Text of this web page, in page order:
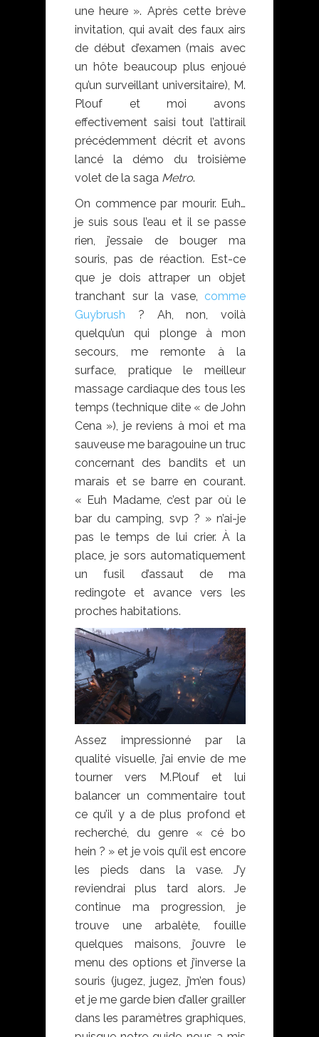
une heure ». Après cette brève
invitation, qui avait des faux airs
de début d’examen (mais avec
un hôte beaucoup plus enjoué
qu’un surveillant universitaire), M.
Plouf et moi avons
effectivement saisi tout l’attirail
précédemment décrit et avons
lancé la démo du troisième
volet de la saga Metro.
On commence par mourir. Euh…
je suis sous l’eau et il se passe
rien, j’essaie de bouger ma
souris, pas de réaction. Est-ce
que je dois attraper un objet
tranchant sur la vase, comme
Guybrush ? Ah, non, voilà
quelqu’un qui plonge à mon
secours, me remonte à la
surface, pratique le meilleur
massage cardiaque des tous les
temps (technique dite « de John
Cena »), je reviens à moi et ma
sauveuse me baragouine un truc
concernant des bandits et un
marais et se barre en courant.
« Euh Madame, c’est par où le
bar du camping, svp ? » n’ai-je
pas le temps de lui crier. À la
place, je sors automatiquement
un fusil d’assaut de ma
redingote et avance vers les
proches habitations.
Assez impressionné par la
qualité visuelle, j’ai envie de me
tourner vers M.Plouf et lui
balancer un commentaire tout
ce qu’il y a de plus profond et
recherché, du genre « cé bo
hein ? » et je vois qu’il est encore
les pieds dans la vase. J’y
reviendrai plus tard alors. Je
continue ma progression, je
trouve une arbalète, fouille
quelques maisons, j’ouvre le
menu des options et j’inverse la
souris (jugez, jugez, j’m’en fous)
et je me garde bien d’aller grailler
dans les paramètres graphiques,